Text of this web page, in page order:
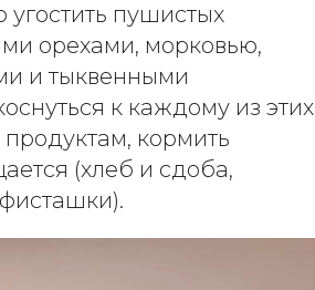
пушистых
орехами, морковью,
и тыквенными
к каждому из этих
кормить
(хлеб и сдоба,